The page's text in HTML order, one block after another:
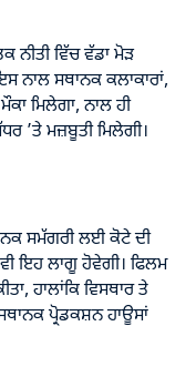
ਨੀਤੀ ਵਿੱਚ ਵੱਡਾ ਮੋੜ
ਨਾਲ ਸਥਾਨਕ ਕਲਾਕਾਰਾਂ,
ਮਿਲੇਗਾ, ਨਾਲ ਹੀ
’ਤੇ ਮਜ਼ਬੂਤੀ ਮਿਲੇਗੀ।
ਸਮੱਗਰੀ ਲਈ ਕੋਟੇ ਦੀ
ਇਹ ਲਾਗੂ ਹੋਵੇਗੀ। ਫਿਲਮ
ਹਾਲਾਂਕਿ ਵਿਸਥਾਰ ਤੇ
ਪ੍ਰੋਡਕਸ਼ਨ ਹਾਊਸਾਂ